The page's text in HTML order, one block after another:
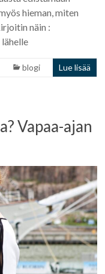
hieman, miten
näin :
blogi Lue lisää
Vapaa-ajan